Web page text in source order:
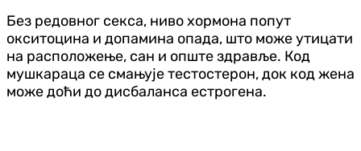
Без редовног секса, ниво хормона попут
окситоцина и допамина опада, што може утицати
на расположење, сан и опште здравље. Код
мушкараца се смањује тестостерон, док код жена
може доћи до дисбаланса естрогена.